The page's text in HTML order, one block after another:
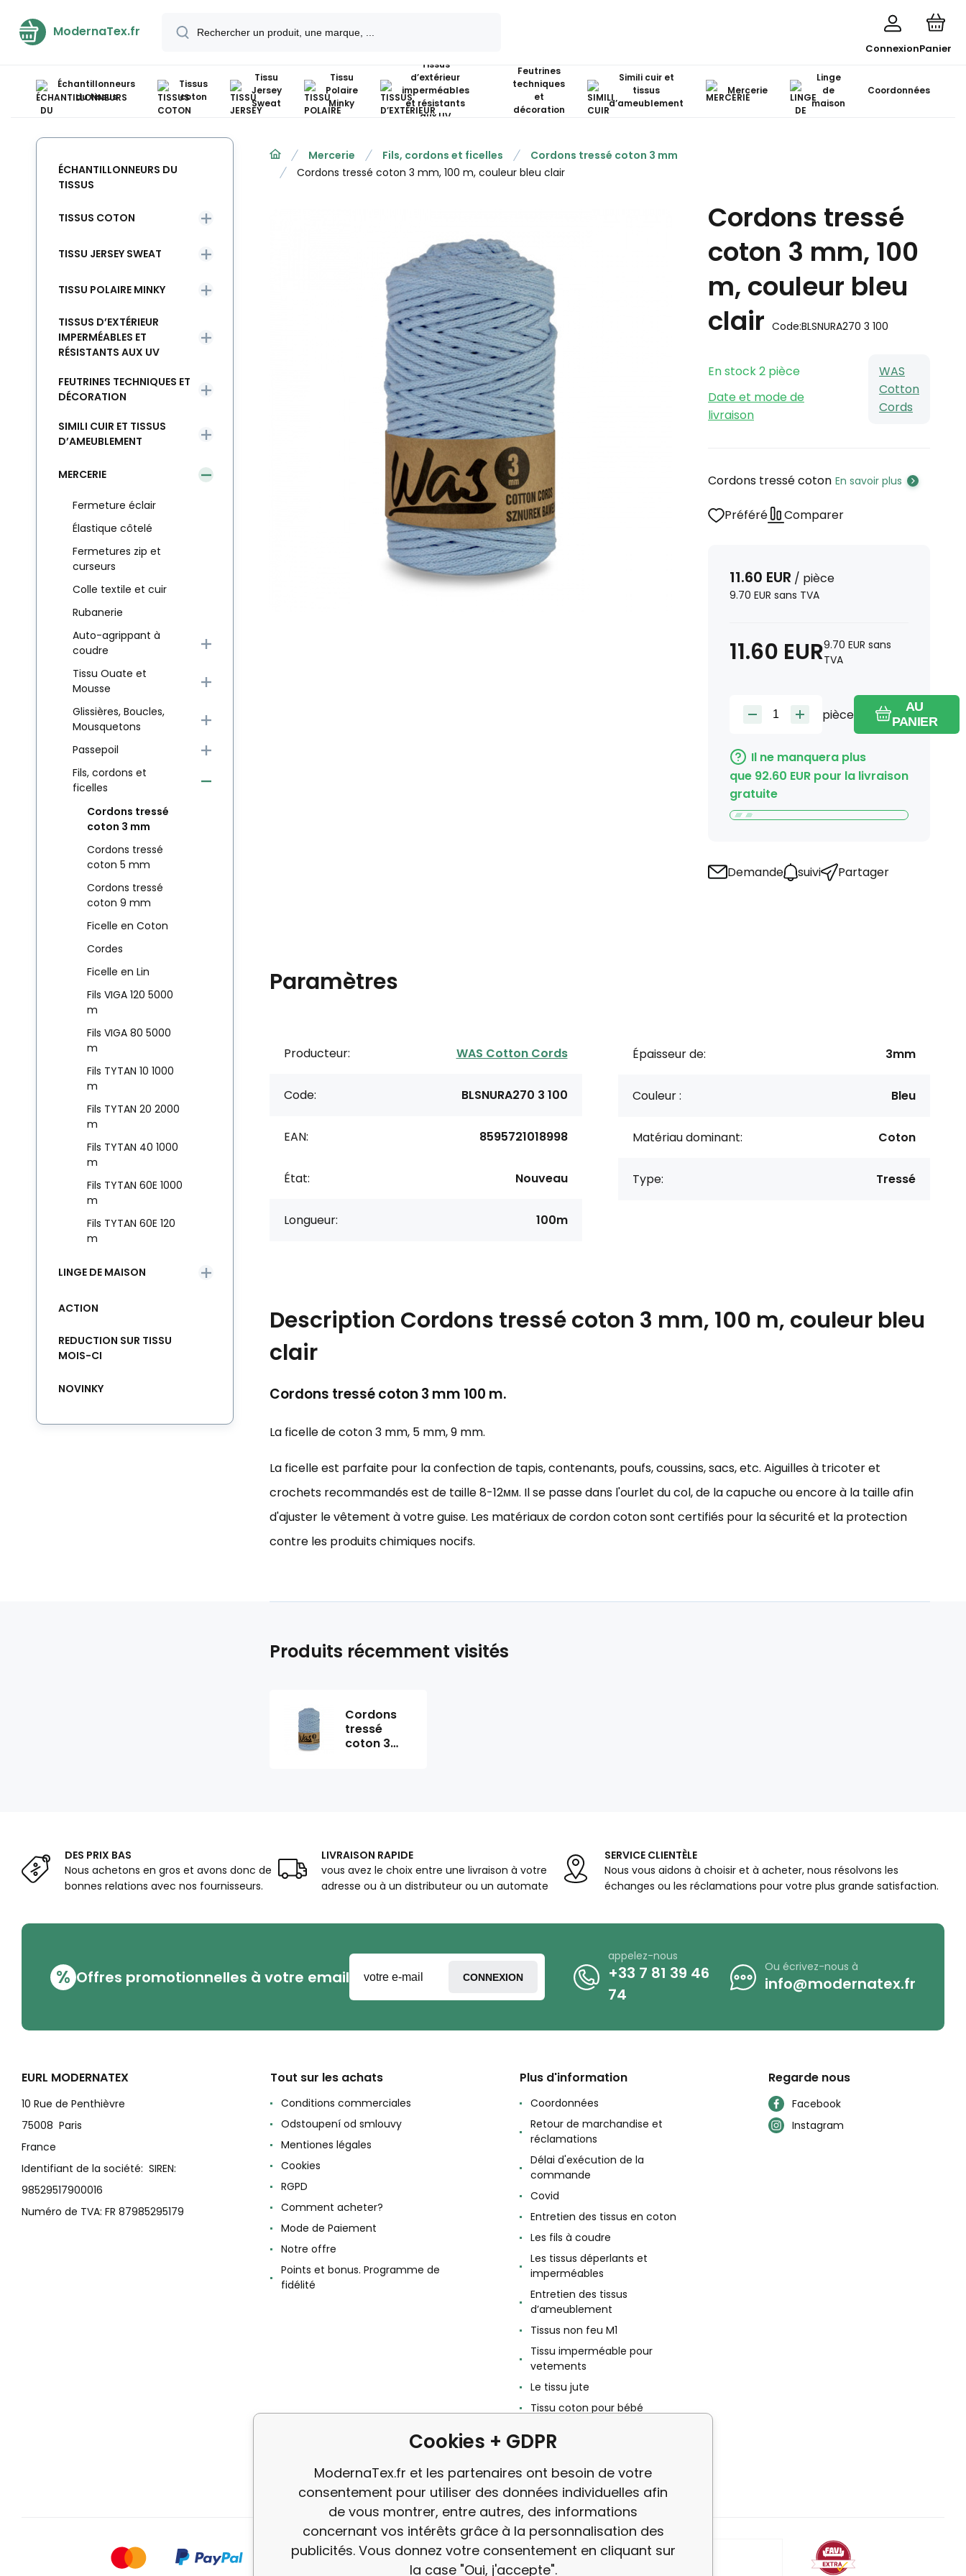
ModernaTex.fr
ConnexionPanier
Échantillonneurs
du tissus
Tissus
coton
Tissu
Jersey
Sweat
Tissu
Polaire
Minky
Tissus
d’extérieur
imperméables
et résistants
aux UV
Feutrines
techniques
et
décoration
Simili cuir et
tissus
d’ameublement
Mercerie
Linge
de
maison
Coordonnées
Mercerie Fils, cordons et ficelles
Cordons tressé coton 3 mm
Cordons tressé coton 3 mm, 100 m, couleur bleu clair
Cordons tressé
coton 3 mm, 100
m, couleur bleu
clair Code:BLSNURA270 3 100
En stock2 pièce
Date et mode de
livraison
WAS
Cotton
Cords
Cordons tressé coton En savoir plus
Préféré Comparer
11.60 EUR / pièce
9.70 EUR sans TVA
11.60 EUR9.70 EUR sans
TVA
pièce
AU
PANIER
Il ne manquera plus
que 92.60 EUR pour la livraison
gratuite
Demande suivi Partager
Paramètres
Producteur: WAS Cotton Cords
Code: BLSNURA270 3 100
EAN: 8595721018998
État: Nouveau
Longueur: 100m
Épaisseur de: 3mm
Couleur : Bleu
Matériau dominant: Coton
Type: Tressé
Description Cordons tressé coton 3 mm, 100 m, couleur bleu
clair
Cordons tressé coton 3 mm 100 m.
La ficelle de coton 3 mm, 5 mm, 9 mm.
La ficelle est parfaite pour la confection de tapis, contenants, poufs, coussins, sacs, etc. Aiguilles à tricoter et
crochets recommandés est de taille 8-12мм. Il se passe dans l'ourlet du col, de la capuche ou encore à la taille afin
d'ajuster le vêtement à votre guise. Les matériaux de cordon coton sont certifiés pour la sécurité et la protection
contre les produits chimiques nocifs.
ÉCHANTILLONNEURS DU
TISSUS
TISSUS COTON
TISSU JERSEY SWEAT
TISSU POLAIRE MINKY
TISSUS D’EXTÉRIEUR
IMPERMÉABLES ET
RÉSISTANTS AUX UV
FEUTRINES TECHNIQUES ET
DÉCORATION
SIMILI CUIR ET TISSUS
D’AMEUBLEMENT
MERCERIE
Fermeture éclair
Élastique côtelé
Fermetures zip et
curseurs
Colle textile et cuir
Rubanerie
Auto-agrippant à
coudre
Tissu Ouate et
Mousse
Glissières, Boucles,
Mousquetons
Passepoil
Fils, cordons et
ficelles
Cordons tressé
coton 3 mm
Cordons tressé
coton 5 mm
Cordons tressé
coton 9 mm
Ficelle en Coton
Cordes
Ficelle en Lin
Fils VIGA 120 5000
m
Fils VIGA 80 5000
m
Fils TYTAN 10 1000
m
Fils TYTAN 20 2000
m
Fils TYTAN 40 1000
m
Fils TYTAN 60E 1000
m
Fils TYTAN 60E 120
m
LINGE DE MAISON
ACTION
REDUCTION SUR TISSU
MOIS-CI
NOVINKY
Produits récemment visités
Cordons
tressé
coton 3
DES PRIX BAS
Nous achetons en gros et avons donc de
bonnes relations avec nos fournisseurs.
LIVRAISON RAPIDE
vous avez le choix entre une livraison à votre
adresse ou à un distributeur ou un automate
SERVICE CLIENTÈLE
Nous vous aidons à choisir et à acheter, nous résolvons les
échanges ou les réclamations pour votre plus grande satisfaction.
% Offres promotionnelles à votre email CONNEXION
appelez-nous
+33 7 81 39 46
74
Ou écrivez-nous à
info@modernatex.fr
EURL MODERNATEX
10 Rue de Penthièvre
75008 Paris
France
Identifiant de la société: SIREN:
98529517900016
Numéro de TVA: FR 87985295179
Tout sur les achats
Conditions commerciales
Odstoupení od smlouvy
Mentiones légales
Cookies
RGPD
Comment acheter?
Mode de Paiement
Notre offre
Points et bonus. Programme de
fidélité
Plus d'information
Coordonnées
Retour de marchandise et
réclamations
Délai d'exécution de la
commande
Covid
Entretien des tissus en coton
Les fils à coudre
Les tissus déperlants et
imperméables
Entretien des tissus
d’ameublement
Tissus non feu M1
Tissu imperméable pour
vetements
Le tissu jute
Tissu coton pour bébé
Qu'est-ce que le Simili Cuir ?
avis
Regarde nous
Facebook
Instagram
Cookies + GDPR
ModernaTex.fr et les partenaires ont besoin de votre
consentement pour utiliser des données individuelles afin
de vous montrer, entre autres, des informations
concernant vos intérêts grâce à la personnalisation des
publicités. Vous donnez votre consentement en cliquant sur
la case "Oui, j'accepte".